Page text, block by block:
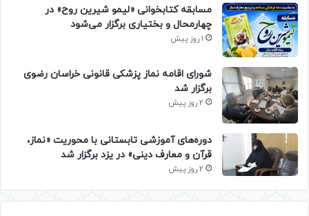
مسابقه کتابخوانی «لیمو شیرین روح» در
چهارمحال و بختیاری برگزار می‌شود
1 روز پیش
شورای اقامه نماز پزشکی قانونی خراسان رضوی
برگزار شد
2 روز پیش
دوره‌های آموزشی تابستانی با محوریت «نماز،
قرآن و معارف دینی» در یزد برگزار شد
2 روز پیش